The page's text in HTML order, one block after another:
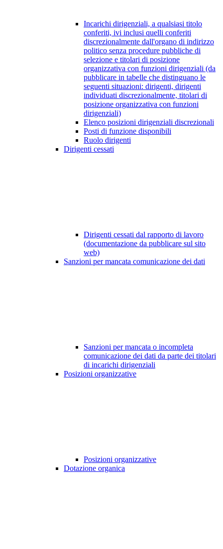
Incarichi dirigenziali, a qualsiasi titolo
conferiti, ivi inclusi quelli conferiti
discrezionalmente dall'organo di indirizzo
politico senza procedure pubbliche di
selezione e titolari di posizione
organizzativa con funzioni dirigenziali (da
pubblicare in tabelle che distinguano le
seguenti situazioni: dirigenti, dirigenti
individuati discrezionalmente, titolari di
posizione organizzativa con funzioni
dirigenziali)
Elenco posizioni dirigenziali discrezionali
Posti di funzione disponibili
Ruolo dirigenti
Dirigenti cessati
Dirigenti cessati dal rapporto di lavoro
(documentazione da pubblicare sul sito
web)
Sanzioni per mancata comunicazione dei dati
Sanzioni per mancata o incompleta
comunicazione dei dati da parte dei titolari
di incarichi dirigenziali
Posizioni organizzative
Posizioni organizzative
Dotazione organica